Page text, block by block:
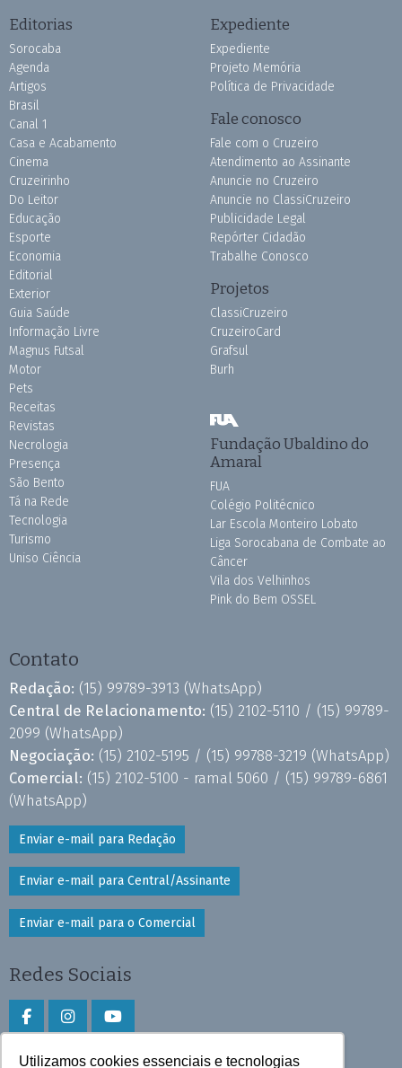
Utilizamos cookies essenciais e tecnologias
Editorias
Sorocaba
Agenda
Artigos
Brasil
Canal 1
Casa e Acabamento
Cinema
Cruzeirinho
Do Leitor
Educação
Esporte
Economia
Editorial
Exterior
Guia Saúde
Informação Livre
Magnus Futsal
Motor
Pets
Receitas
Revistas
Necrologia
Presença
São Bento
Tá na Rede
Tecnologia
Turismo
Uniso Ciência
Expediente
Expediente
Projeto Memória
Política de Privacidade
Fale conosco
Fale com o Cruzeiro
Atendimento ao Assinante
Anuncie no Cruzeiro
Anuncie no ClassiCruzeiro
Publicidade Legal
Repórter Cidadão
Trabalhe Conosco
Projetos
ClassiCruzeiro
CruzeiroCard
Grafsul
Burh
Fundação Ubaldino do
Amaral
FUA
Colégio Politécnico
Lar Escola Monteiro Lobato
Liga Sorocabana de Combate ao
Câncer
Vila dos Velhinhos
Pink do Bem OSSEL
Contato
Redação: (15) 99789-3913 (WhatsApp)
Central de Relacionamento: (15) 2102-5110 / (15) 99789-
2099 (WhatsApp)
Negociação: (15) 2102-5195 / (15) 99788-3219 (WhatsApp)
Comercial: (15) 2102-5100 - ramal 5060 / (15) 99789-6861
(WhatsApp)
Enviar e-mail para Redação
Enviar e-mail para Central/Assinante
Enviar e-mail para o Comercial
Redes Sociais